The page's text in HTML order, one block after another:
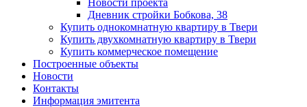
Новости проекта
Дневник стройки Бобкова, 38
Купить однокомнатную квартиру в Твери
Купить двухкомнатную квартиру в Твери
Купить коммерческое помещение
Построенные объекты
Новости
Контакты
Информация эмитента